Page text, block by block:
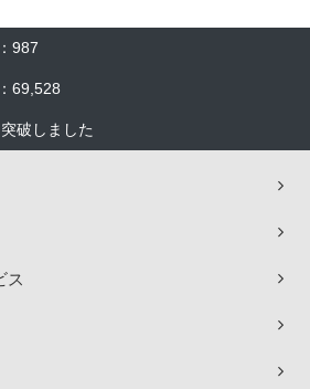
987
69,528
破しました
ス